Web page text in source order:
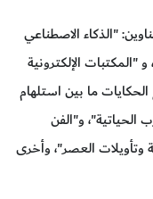
"الذكاء الاصطناعي
"المكتبات الإلكترونية
ما بين استلهام
الحياتية"، و"الفن
وتأويلات العصر"، وأخرى